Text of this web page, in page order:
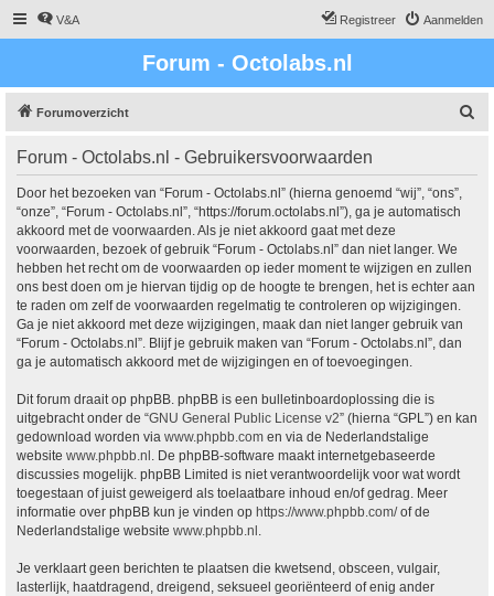
V&A Aanmelden
Registreer
Forum - Octolabs.nl
Forumoverzicht
Forum - Octolabs.nl - Gebruikersvoorwaarden
Door het bezoeken van “Forum - Octolabs.nl” (hierna genoemd “wij”, “ons”,
“onze”, “Forum - Octolabs.nl”, “https://forum.octolabs.nl”), ga je automatisch
akkoord met de voorwaarden. Als je niet akkoord gaat met deze
voorwaarden, bezoek of gebruik “Forum - Octolabs.nl” dan niet langer. We
hebben het recht om de voorwaarden op ieder moment te wijzigen en zullen
ons best doen om je hiervan tijdig op de hoogte te brengen, het is echter aan
te raden om zelf de voorwaarden regelmatig te controleren op wijzigingen.
Ga je niet akkoord met deze wijzigingen, maak dan niet langer gebruik van
“Forum - Octolabs.nl”. Blijf je gebruik maken van “Forum - Octolabs.nl”, dan
ga je automatisch akkoord met de wijzigingen en of toevoegingen.
Dit forum draait op phpBB. phpBB is een bulletinboardoplossing die is
uitgebracht onder de “GNU General Public License v2” (hierna “GPL”) en kan
gedownload worden via www.phpbb.com en via de Nederlandstalige
website www.phpbb.nl . De phpBB-software maakt internetgebaseerde
discussies mogelijk. phpBB Limited is niet verantwoordelijk voor wat wordt
toegestaan of juist geweigerd als toelaatbare inhoud en/of gedrag. Meer
informatie over phpBB kun je vinden op https://www.phpbb.com/of de
Nederlandstalige website www.phpbb.nl .
Je verklaart geen berichten te plaatsen die kwetsend, obsceen, vulgair,
lasterlijk, haatdragend, dreigend, seksueel georiënteerd of enig ander